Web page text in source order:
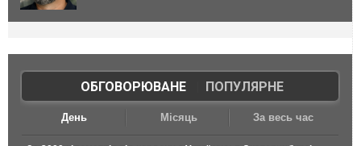
ОБГОВОРЮВАНЕ| ПОПУЛЯРНЕ
День Місяць За весь час